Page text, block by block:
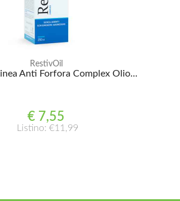
RestivOil
Anti Forfora Complex Olio...
€ 7,55
Listino: €11,99